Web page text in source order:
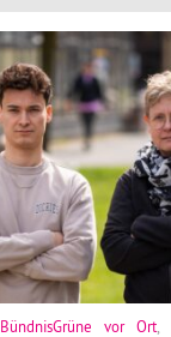
BündnisGrüne vor Ort,